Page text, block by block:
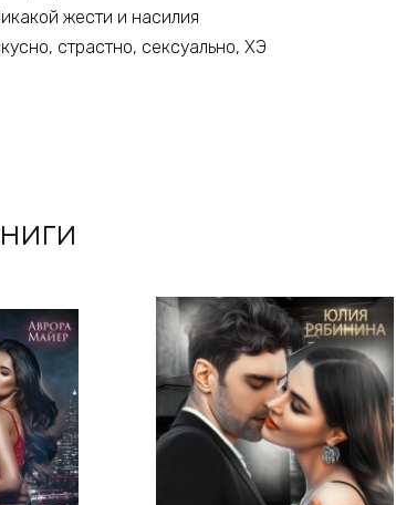
жести и насилия
страстно, сексуально, ХЭ